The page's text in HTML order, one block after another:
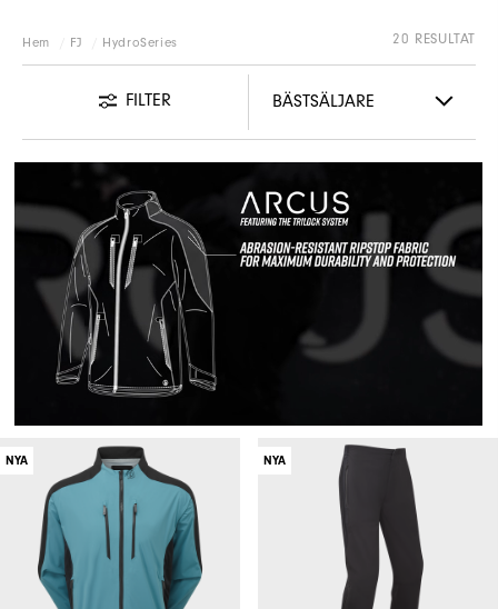
Hem FJ HydroSeries 20 RESULTAT
FILTER
NYA NYA